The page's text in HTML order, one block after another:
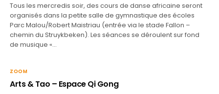
Tous les mercredis soir, des cours de danse africaine seront
organisés dans la petite salle de gymnastique des écoles
Parc Malou/Robert Maistriau (entrée via le stade Fallon –
chemin du Struykbeken). Les séances se déroulent sur fond
de musique «…
ZOOM
Arts & Tao – Espace Qi Gong